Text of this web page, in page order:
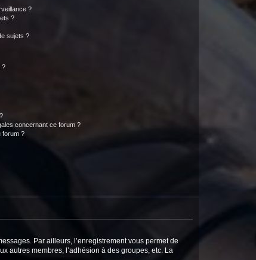
?
?
sujets ?
?
concernant ce forum ?
forum ?
Par ailleurs, l’enregistrement vous permet de
autres membres, l’adhésion à des groupes, etc. La